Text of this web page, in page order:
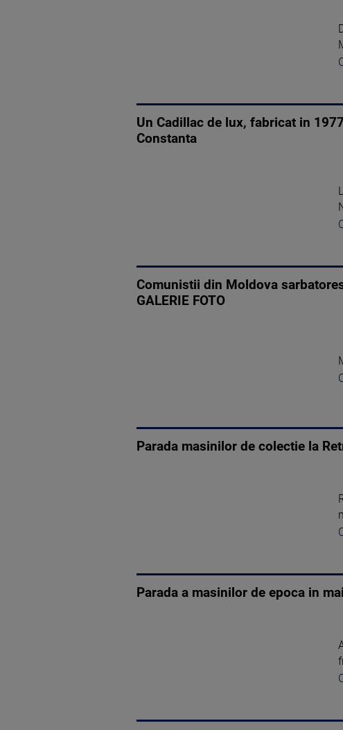
Un Cadillac de lux, fabricat in
Constanta
Comunistii din Moldova
GALERIE FOTO
Parada masinilor de colectie la
Parada a masinilor de epoca in